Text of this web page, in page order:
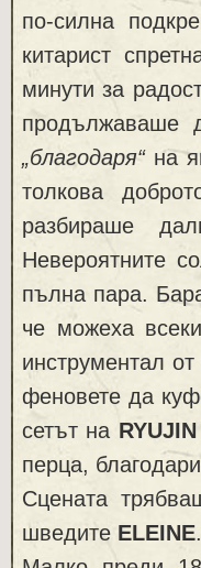
по-силна
китарист
минути за
продължаваше
„благодаря“на
толкова
разбираше
Невероятните
пълна пара.
че можеха
инструментал
феновете да
сетът на RYUJIN
перца,
Сцената
шведите ELEINE.